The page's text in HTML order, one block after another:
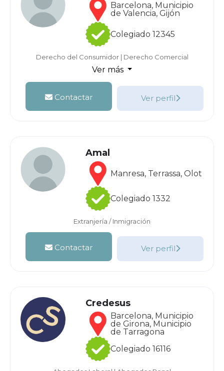
Barcelona, Municipio
de Valencia, Gijón
Colegiado 12345
Derecho del Consumidor| Derecho Comercial
Ver más
Contactar Ver perfil
Amal
Manresa, Terrassa, Olot
Colegiado 1332
Extranjería / Inmigración
Contactar Ver perfil
Credesus
Barcelona, Municipio
de Girona, Municipio
de Tarragona
Colegiado 16116